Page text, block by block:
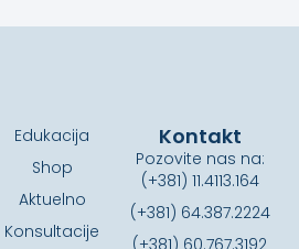
Edukacija
Shop
Aktuelno
Konsultacije
Kontakt
Pozovite nas na:
(+381) 11.4113.164
(+381) 64.387.2224
(+381) 60.767.3192